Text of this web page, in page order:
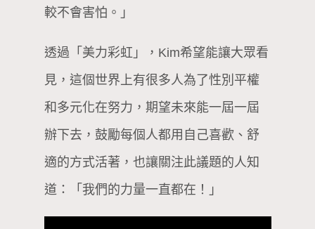
較不會害怕。」
透過「美力彩虹」，Kim希望能讓大眾看
見，這個世界上有很多人為了性別平權
和多元化在努力，期望未來能一屆一屆
辦下去，鼓勵每個人都用自己喜歡、舒
適的方式活著，也讓關注此議題的人知
道：「我們的力量一直都在！」